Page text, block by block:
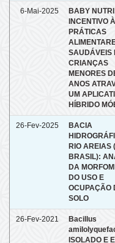
6-Mai-2025
BABY
INCENTIVO À
PRÁTICAS
SAUDÁVEIS
CRIANÇAS
MENORES
ANOS
UM
HÍBRIDO
26-Fev-2025
BACIA
RIO AREIAS
BRASIL):
DA
DO USO E
OCUPAÇÃO
SOLO
26-Fev-2021
Bacillus
ISOLADO E